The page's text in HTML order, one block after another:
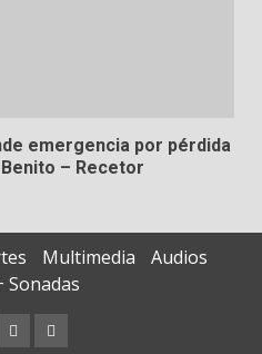
emergencia por pérdida
– Recetor
Multimedia
Audios
Sonadas
Documentos
Quiénes